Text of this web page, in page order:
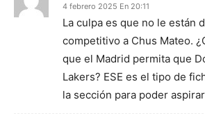
4 febrero 2025 En 20:11
La culpa es que no le están
competitivo a Chus Mateo.
que el Madrid permita que
Lakers? ESE es el tipo de
la sección para poder